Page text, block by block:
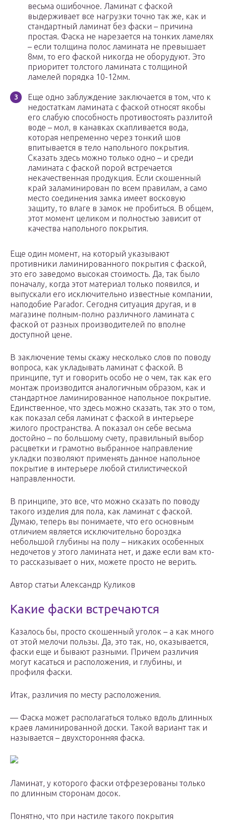
весьма ошибочное. Ламинат с фаской
выдерживает все нагрузки точно так же, как и
стандартный ламинат без фаски – причина
простая. Фаска не нарезается на тонких ламелях
– если толщина полос ламината не превышает
8мм, то его фаской никогда не оборудуют. Это
приоритет толстого ламината с толщиной
ламелей порядка 10-12мм.
Еще одно заблуждение заключается в том, что к
недостаткам ламината с фаской относят якобы
его слабую способность противостоять разлитой
воде – мол, в канавках скапливается вода,
которая непременно через тонкий шов
впитывается в тело напольного покрытия.
Сказать здесь можно только одно – и среди
ламината с фаской порой встречается
некачественная продукция. Если скошенный
край заламинирован по всем правилам, а само
место соединения замка имеет восковую
защиту, то влаге в замок не пробиться. В общем,
этот момент целиком и полностью зависит от
качества напольного покрытия.
Еще один момент, на который указывают
противники ламинированного покрытия с фаской,
это его заведомо высокая стоимость. Да, так было
поначалу, когда этот материал только появился, и
выпускали его исключительно известные компании,
наподобие Parador. Сегодня ситуация другая, и в
магазине полным-полно различного ламината с
фаской от разных производителей по вполне
доступной цене.
В заключение темы скажу несколько слов по поводу
вопроса, как укладывать ламинат с фаской. В
принципе, тут и говорить особо не о чем, так как его
монтаж производится аналогичным образом, как и
стандартное ламинированное напольное покрытие.
Единственное, что здесь можно сказать, так это о том,
как показал себя ламинат с фаской в интерьере
жилого пространства. А показал он себе весьма
достойно – по большому счету, правильный выбор
расцветки и грамотно выбранное направление
укладки позволяют применять данное напольное
покрытие в интерьере любой стилистической
направленности.
В принципе, это все, что можно сказать по поводу
такого изделия для пола, как ламинат с фаской.
Думаю, теперь вы понимаете, что его основным
отличием является исключительно бороздка
небольшой глубины на полу – никаких особенных
недочетов у этого ламината нет, и даже если вам кто-
то рассказывает о них, можете просто не верить.
Автор статьи Александр Куликов
Какие фаски встречаются
Казалось бы, просто скошенный уголок – а как много
от этой мелочи пользы. Да, это так, но, оказывается,
фаски еще и бывают разными. Причем различия
могут касаться и расположения, и глубины, и
профиля фаски.
Итак, различия по месту расположения.
— Фаска может располагаться только вдоль длинных
краев ламинированной доски. Такой вариант так и
называется – двухсторонняя фаска.
Ламинат, у которого фаски отфрезерованы только
по длинным сторонам досок.
Понятно, что при настиле такого покрытия